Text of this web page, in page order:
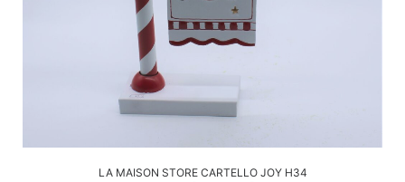
AGGIUNGI AL CARRELLO
LA MAISON STORE CARTELLO JOY H34